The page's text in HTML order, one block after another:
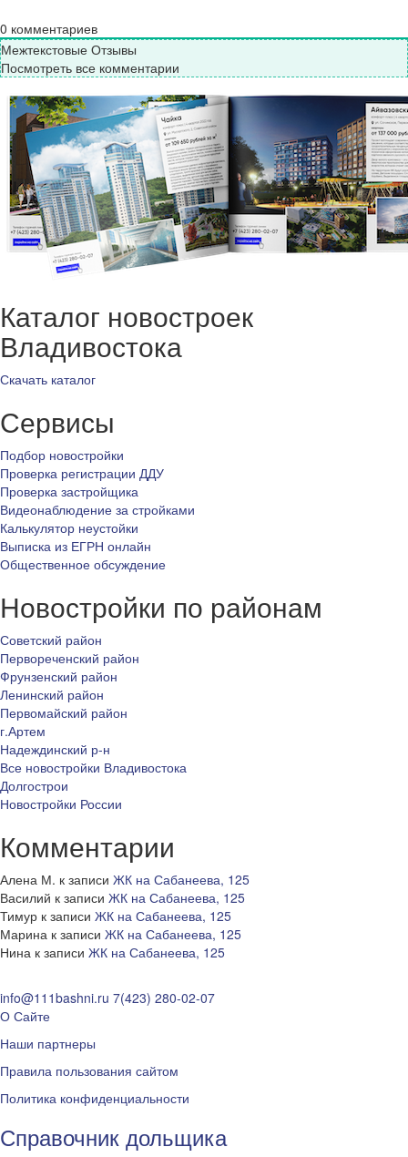
0 комментариев
Межтекстовые Отзывы
Посмотреть все комментарии
Каталог новостроек
Владивостока
Скачать каталог
Сервисы
Подбор новостройки
Проверка регистрации ДДУ
Проверка застройщика
Видеонаблюдение за стройками
Калькулятор неустойки
Выписка из ЕГРН онлайн
Общественное обсуждение
Новостройки по районам
Советский район
Первореченский район
Фрунзенский район
Ленинский район
Первомайский район
г.Артем
Надеждинский р-н
Все новостройки Владивостока
Долгострои
Новостройки России
Комментарии
Алена М. к записи ЖК на Сабанеева, 125
Василий к записи ЖК на Сабанеева, 125
Тимур к записи ЖК на Сабанеева, 125
Марина к записи ЖК на Сабанеева, 125
Нина к записи ЖК на Сабанеева, 125
info@111bashni.ru 7(423) 280-02-07
О Сайте
Наши партнеры
Правила пользования сайтом
Политика конфиденциальности
Справочник дольщика